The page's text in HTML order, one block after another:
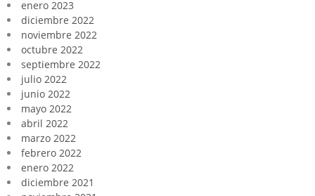
enero 2023
diciembre 2022
noviembre 2022
octubre 2022
septiembre 2022
julio 2022
junio 2022
mayo 2022
abril 2022
marzo 2022
febrero 2022
enero 2022
diciembre 2021